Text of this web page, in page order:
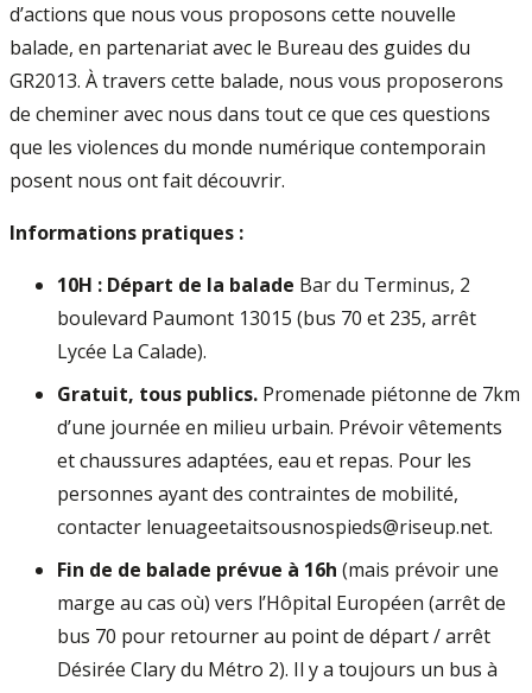
d’actions que nous vous proposons cette nouvelle
balade, en partenariat avec le Bureau des guides du
GR2013. À travers cette balade, nous vous proposerons
de cheminer avec nous dans tout ce que ces questions
que les violences du monde numérique contemporain
posent nous ont fait découvrir.
Informations pratiques :
10H : Départ de la balade Bar du Terminus, 2
boulevard Paumont 13015 (bus 70 et 235, arrêt
Lycée La Calade).
Gratuit, tous publics. Promenade piétonne de 7km
d’une journée en milieu urbain. Prévoir vêtements
et chaussures adaptées, eau et repas. Pour les
personnes ayant des contraintes de mobilité,
contacter lenuageetaitsousnospieds@riseup.net.
Fin de de balade prévue à 16h (mais prévoir une
marge au cas où) vers l’Hôpital Européen (arrêt de
bus 70 pour retourner au point de départ / arrêt
Désirée Clary du Métro 2). Il y a toujours un bus à